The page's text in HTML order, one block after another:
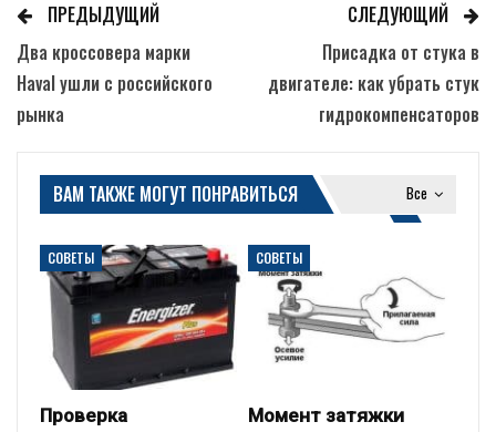
ПРЕДЫДУЩИЙ
Два кроссовера марки
Haval ушли с российского
рынка
СЛЕДУЮЩИЙ
Присадка от стука в
двигателе: как убрать стук
гидрокомпенсаторов
Все
ВАМ ТАКЖЕ МОГУТ ПОНРАВИТЬСЯ
СОВЕТЫ
Проверка
СОВЕТЫ
Момент затяжки